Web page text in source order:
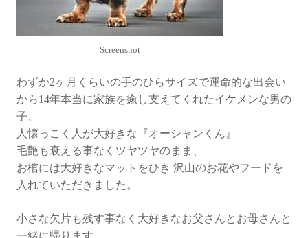
ー
シ
ャ
く
ん』
Screenshot
わずか2ヶ月くらいの手のひらサイズで運命的な出会い
から14年本当に家族を癒し支えてくれたイケメンな男の
子、
人懐っこく人が大好きな『オーシャンくん』
毛艶も衰える事なくツヤツヤのまま、
お棺には大好きなマットをひき 沢山のお花やフードを
入れていただきました。
小さな欠片も残す事なく大好きなお父さんとお母さんと